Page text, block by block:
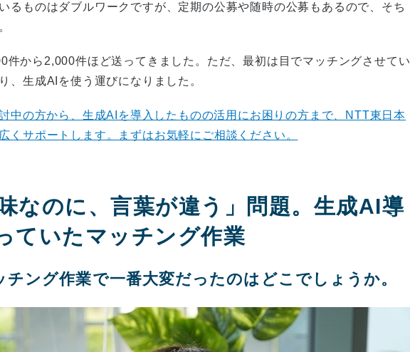
るものはダブルワークですが、定期の公募や随時の公募もあるので、そち
件から2,000件ほど送ってきました。ただ、最初は目でマッチングさせてい
、生成AIを使う運びになりました。
中の方から、生成AIを導入したものの活用にお困りの方まで、NTT東日本
くサポートします。まずはお気軽にご相談ください。
なのに、言葉が違う」問題。生成AI導
ていたマッチング作業
ング作業で一番大変だったのはどこでしょうか。